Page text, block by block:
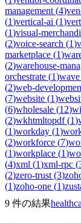
management (4)
(1)vertical-ai (1)
(1)visual-
(2)voice-search (1)
marketplace (1)
(2)warehouse-
orchestrate (1)wave
(2)web-
(7)website (1)
(6)wholesale (12)
(2)wkhtmltopdf(1)
(1)workday (1)
(2)workforce (7)
(1)workplace (1)
(4)xml (1)xml-rpc (
(2)zero-trust (3)
(1)zoho-one (1)
9 件の結果